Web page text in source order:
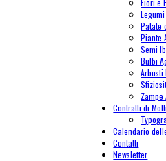
Fiori e
Legumi
Patate
Piante
Semi
Bulbi
Arbusti
Zampe
Contratti di
Calendario
Contatti
Newsletter